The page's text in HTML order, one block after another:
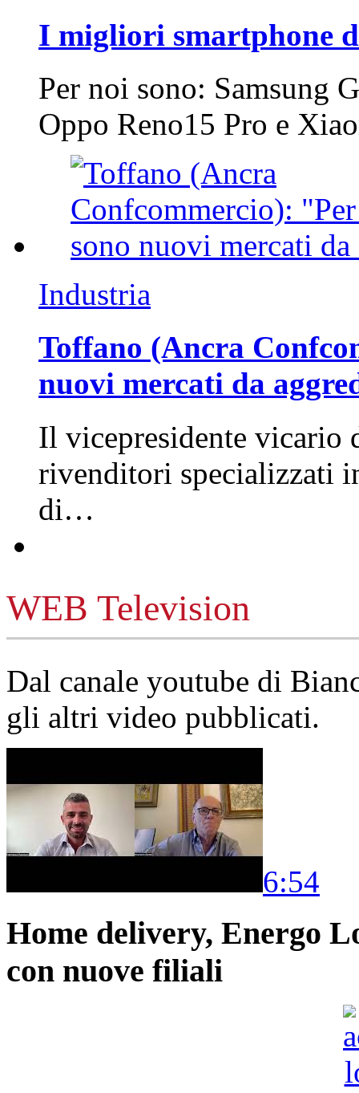
I migliori smartphone
Per noi sono: Samsung
Oppo Reno15 Pro e
Industria
Toffano (Ancra
nuovi mercati da
Il vicepresidente vicario
rivenditori specializzati
di…
WEB Television
Dal canale youtube di
gli altri video pubblicati.
6:54
Home delivery, Energo
con nuove filiali